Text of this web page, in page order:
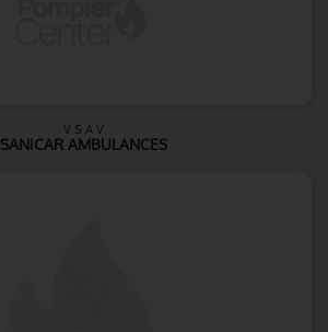
V S A V
SANICAR AMBULANCES